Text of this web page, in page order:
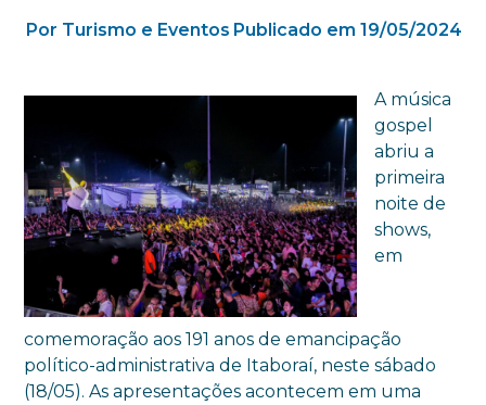
Por Turismo e Eventos Publicado em 19/05/2024
A música
gospel
abriu a
primeira
noite de
shows,
em
comemoração aos 191 anos de emancipação
político-administrativa de Itaboraí, neste sábado
(18/05). As apresentações acontecem em uma